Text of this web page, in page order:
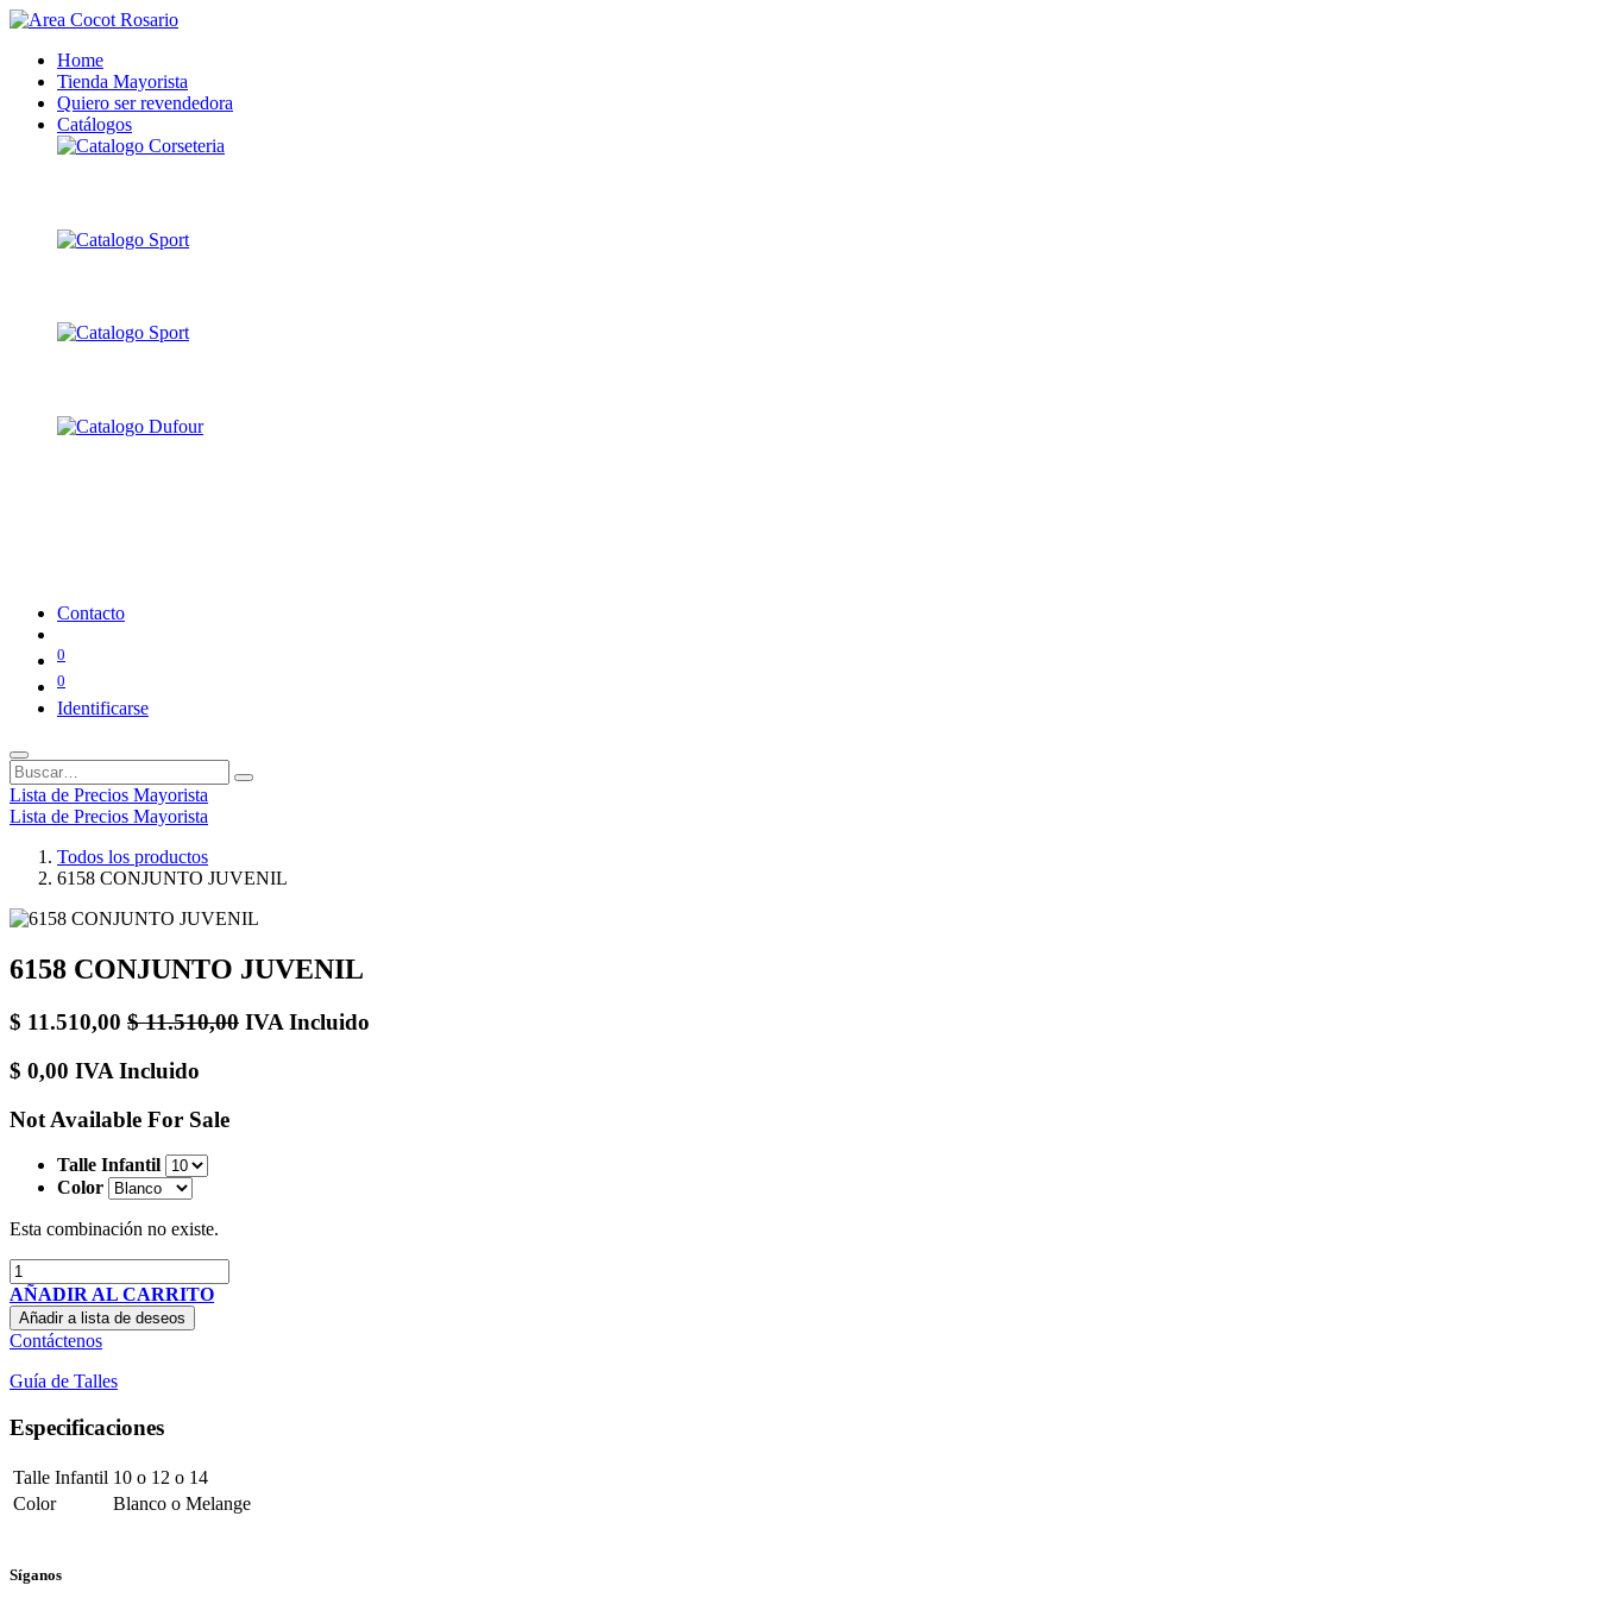
Home
Tienda Mayorista
Quiero ser revendedora
Catálogos
Contacto
0
0
Identificarse
Lista de Precios Mayorista
Lista de Precios Mayorista
Todos los productos
6158 CONJUNTO JUVENIL
6158 CONJUNTO JUVENIL
$ 11.510,00 $11.510,00 IVA Incluido
$ 0,00 IVA Incluido
Not Available For Sale
Talle Infantil
Color
Esta combinación no existe.
AÑADIR AL CARRITO
Añadir a lista de deseos
Contáctenos
Guía de Talles
Especificaciones
Talle Infantil 10 o 12 o 14
Color
Blanco o Melange
Síganos